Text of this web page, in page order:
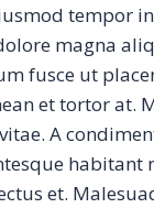
tempor
magna
fusce ut
et tortor at.
A
habitant
et.